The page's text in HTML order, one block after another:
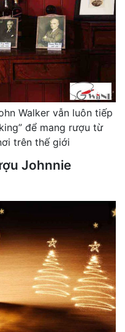
Walker vẫn luôn tiếp
để mang rượu từ
trên thế giới
Johnnie